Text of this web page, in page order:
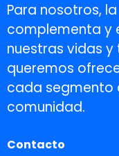
Para nosotros,
complementa y
nuestras vidas y
queremos
cada segmento
comunidad.
Contacto